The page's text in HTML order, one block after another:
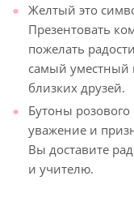
Желтый это
Презентовать
пожелать
самый уместный
близких друзей.
Бутоны
уважение и
Вы доставите
и учителю.